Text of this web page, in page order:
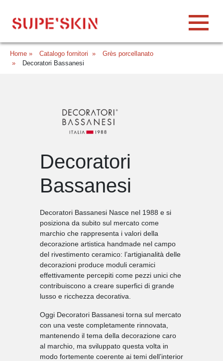
Home » Catalogo fornitori »
Grès porcellanato
»
Decoratori Bassanesi
Decoratori
Bassanesi
Decoratori Bassanesi Nasce nel 1988 e si
posiziona da subito sul mercato come
marchio che rappresenta i valori della
decorazione artistica handmade nel campo
del rivestimento ceramico: l’artigianalità delle
decorazioni produce moduli ceramici
effettivamente percepiti come pezzi unici che
contribuiscono a creare superfici di grande
lusso e ricchezza decorativa.
Oggi Decoratori Bassanesi torna sul mercato
con una veste completamente rinnovata,
mantenendo il tema della decorazione caro
al marchio, ma sviluppato questa volta in
modo fortemente coerente ai temi dell’interior